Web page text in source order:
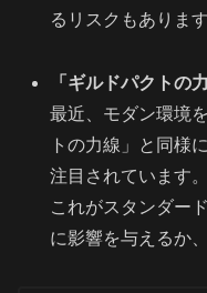
るリスクもあります
「ギルドパクトの
最近、モダン環境
トの力線」と同様
注目されています。
これがスタンダー
に影響を与えるか